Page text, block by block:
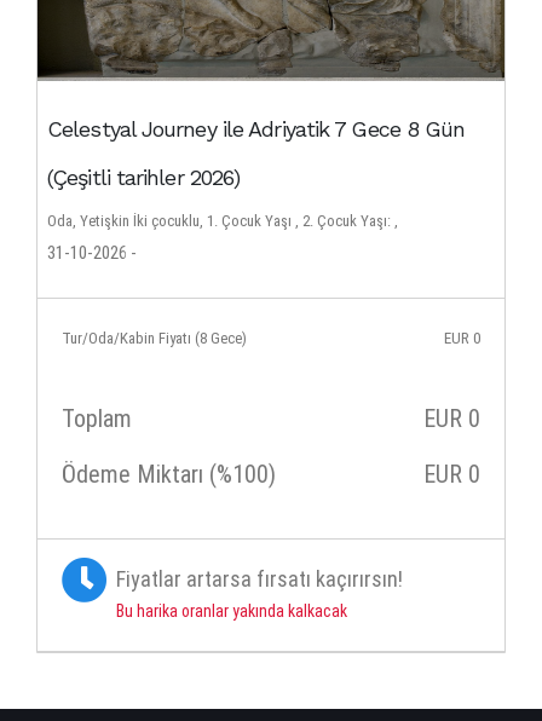
Celestyal Journey ile Adriyatik 7 Gece 8 Gün
(Çeşitli tarihler 2026)
Oda, Yetişkin İki çocuklu, 1. Çocuk Yaşı , 2. Çocuk Yaşı: ,
31-10-2026 -
Tur/Oda/Kabin Fiyatı (8 Gece) EUR 0
Toplam EUR 0
Ödeme Miktarı (%100)
EUR 0
Fiyatlar artarsa fırsatı kaçırırsın!
Bu harika oranlar yakında kalkacak